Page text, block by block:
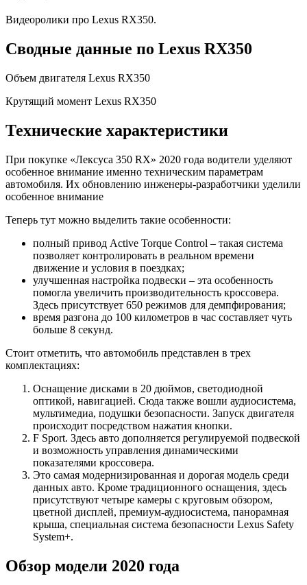
Видеоролики про Lexus RX350.
Сводные данные по Lexus RX350
Объем двигателя Lexus RX350
Крутящий момент Lexus RX350
Технические характеристики
При покупке «Лексуса 350 RX» 2020 года водители уделяют
особенное внимание именно техническим параметрам
автомобиля. Их обновлению инженеры-разработчики уделили
особенное внимание
Теперь тут можно выделить такие особенности:
полный привод Active Torque Control – такая система
позволяет контролировать в реальном времени
движение и условия в поездках;
улучшенная настройка подвески – эта особенность
помогла увеличить производительность кроссовера.
Здесь присутствует 650 режимов для демпфирования;
время разгона до 100 километров в час составляет чуть
больше 8 секунд.
Стоит отметить, что автомобиль представлен в трех
комплектациях:
Оснащение дисками в 20 дюймов, светодиодной
оптикой, навигацией. Сюда также вошли аудиосистема,
мультимедиа, подушки безопасности. Запуск двигателя
происходит посредством нажатия кнопки.
F Sport. Здесь авто дополняется регулируемой подвеской
и возможность управления динамическими
показателями кроссовера.
Это самая модернизированная и дорогая модель среди
данных авто. Кроме традиционного оснащения, здесь
присутствуют четыре камеры с круговым обзором,
цветной дисплей, премиум-аудиосистема, панорамная
крыша, специальная система безопасности Lexus Safety
System+.
Обзор модели 2020 года